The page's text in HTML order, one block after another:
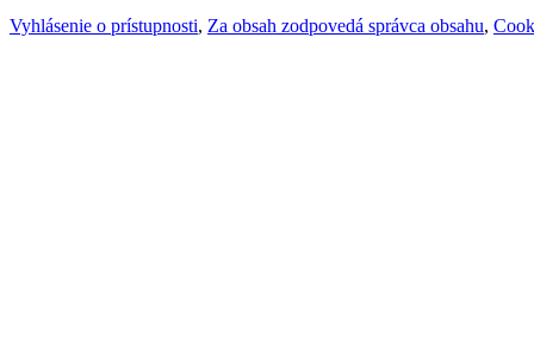
Vyhlásenie o prístupnosti, Za obsah zodpovedá správca obsahu,